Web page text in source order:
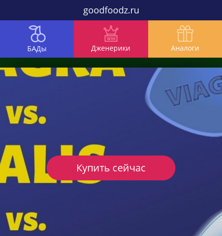
goodfoodz.ru
БАДы Дженерики Аналоги
Купить сейчас